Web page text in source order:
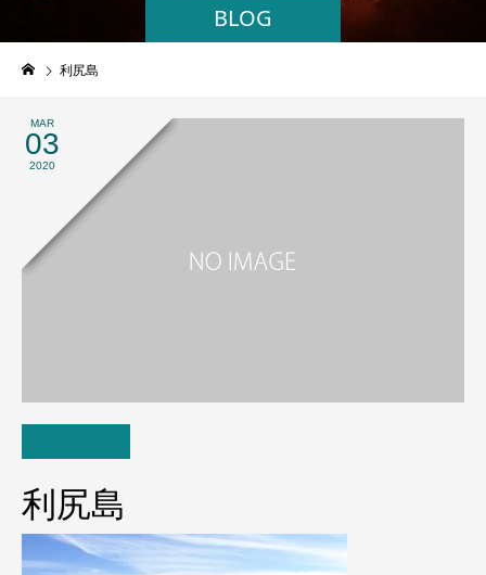
BLOG
利尻島
MAR
03
2020
利尻島